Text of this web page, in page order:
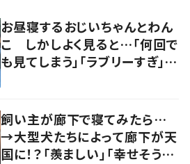
お昼寝するおじいちゃんとわん
こ しかしよく見ると…「何回で
も見てしまう」「ラブリーすぎ」の
飼い主が廊下で寝てみたら…
→大型犬たちによって廊下が天
国に！？「羨ましい」「幸せそう」